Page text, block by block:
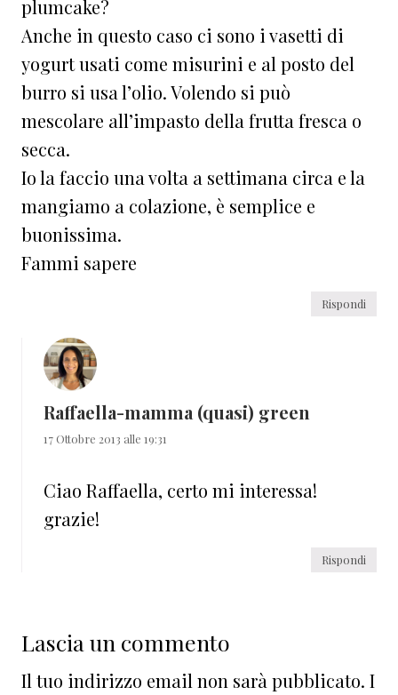
plumcake?
Anche in questo caso ci sono i vasetti di
yogurt usati come misurini e al posto del
burro si usa l’olio. Volendo si può
mescolare all’impasto della frutta fresca o
secca.
Io la faccio una volta a settimana circa e la
mangiamo a colazione, è semplice e
buonissima.
Fammi sapere
Rispondi
Raffaella-mamma (quasi) green
17 Ottobre 2013 alle 19:31
Ciao Raffaella, certo mi interessa!
grazie!
Rispondi
Lascia un commento
Il tuo indirizzo email non sarà pubblicato. I